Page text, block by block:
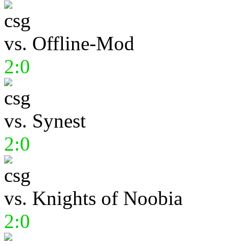
vs. Offline-Mod
2:0
vs. Synest
2:0
vs. Knights of Noobia
2:0